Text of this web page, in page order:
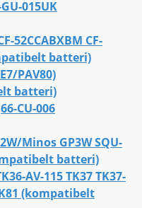
015UK
52CCABXBM CF-
batteri)
PAV80)
batteri)
CU-006
Minos GP3W SQU-
batteri)
AV-115 TK37 TK37-
(kompatibelt